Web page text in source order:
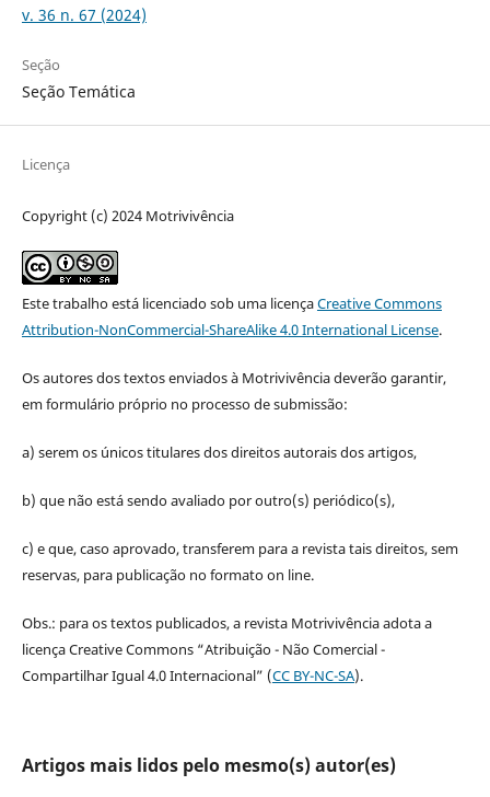
v. 36 n. 67 (2024)
Seção
Seção Temática
Licença
Copyright (c) 2024 Motrivivência
Este trabalho está licenciado sob uma licençaCreative Commons
Attribution-NonCommercial-ShareAlike 4.0 International License.
Os autores dos textos enviados à Motrivivência deverão garantir,
em formulário próprio no processo de submissão:
a) serem os únicos titulares dos direitos autorais dos artigos,
b) que não está sendo avaliado por outro(s) periódico(s),
c) e que, caso aprovado, transferem para a revista tais direitos, sem
reservas, para publicação no formato on line.
Obs.: para os textos publicados, a revista Motrivivência adota a
licença Creative Commons “Atribuição - Não Comercial -
Compartilhar Igual 4.0 Internacional” (CC BY-NC-SA).
Artigos mais lidos pelo mesmo(s) autor(es)